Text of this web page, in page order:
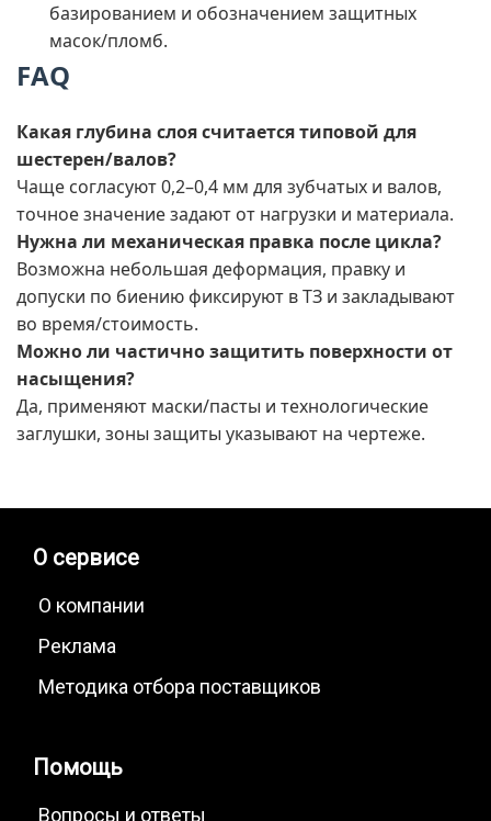
базированием и обозначением защитных
масок/пломб.
FAQ
Какая глубина слоя считается типовой для
шестерен/валов?
Чаще согласуют 0,2–0,4 мм для зубчатых и валов,
точное значение задают от нагрузки и материала.
Нужна ли механическая правка после цикла?
Возможна небольшая деформация, правку и
допуски по биению фиксируют в ТЗ и закладывают
во время/стоимость.
Можно ли частично защитить поверхности от
насыщения?
Да, применяют маски/пасты и технологические
заглушки, зоны защиты указывают на чертеже.
О сервисе
О компании
Реклама
Методика отбора поставщиков
Помощь
Вопросы и ответы